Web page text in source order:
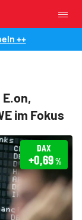
++
im Fokus
DAX
+0,69%